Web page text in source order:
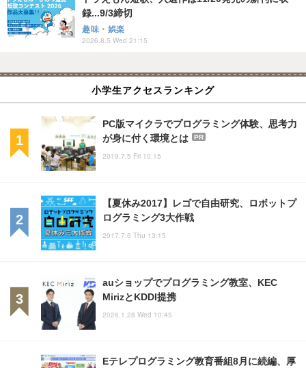
録...9/3締切
趣味・娯楽
2026.8.5 Wed 21:15
小学生アクセスランキング
PC版マイクラでプログラミング体験、思考力
が身に付く環境とは
PR
2019.7.5 Fri 10:15
【夏休み2017】レゴで自由研究、ロボットプ
ログラミング3大作戦
2017.7.6 Thu 13:15
auショップでプログラミング教室、KEC
MirizとKDDI提携
2026.1.28 Wed 10:45
Eテレプログラミング教育番組8月に続編、厚